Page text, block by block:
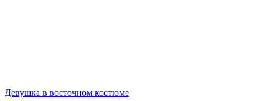
Девушка в восточном костюме